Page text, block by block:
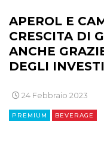
STRATEGIE
APEROL E
CRESCITA DI
ANCHE
DEGLI
24 Febbraio 2023
PREMIUM BEVERAGE